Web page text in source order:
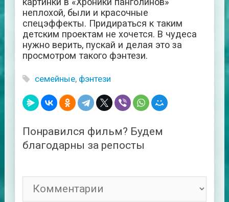
неплохой, были и красочные
спецэффекты. Придираться к таким
детским проектам не хочется. В чудеса
нужно верить, пускай и делая это за
просмотром такого фэнтези.
семейные, фэнтези
Понравился фильм? Будем
благодарны за репосты